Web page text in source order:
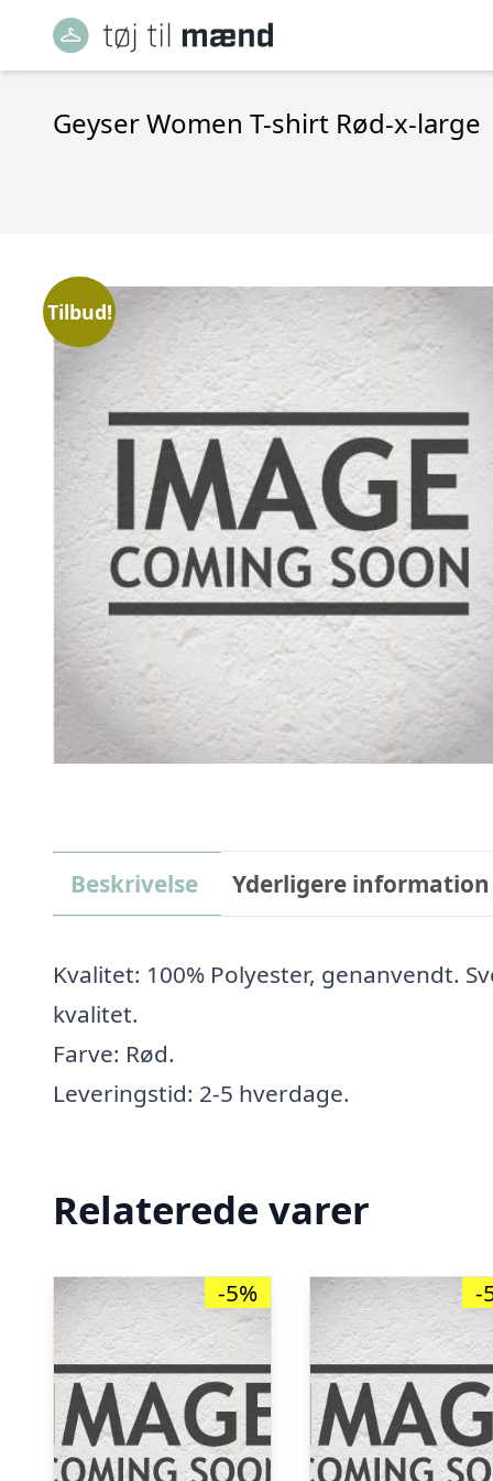
Geyser Women T-shirt Rød-x-large
Tilbud!
Beskrivelse Yderligere information
Kvalitet: 100% Polyester, genanvendt.
kvalitet.
Farve: Rød.
Leveringstid: 2-5 hverdage.
Relaterede varer
-5% -